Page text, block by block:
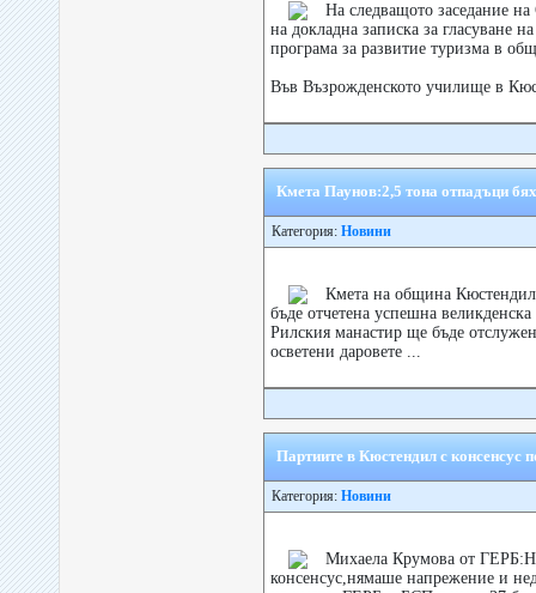
На следващото заседание
на докладна записка за гласуване
програма за развитие туризма в
Във Възрожденското училище в
Кмета Паунов:2,5 тона отпадъци
Категория: Новини
Кмета на община
бъде отчетена успешна
Рилския манастир ще бъде
осветени даровете ...
Партиите в Кюстендил с
Категория: Новини
Михаела Крумова от
консенсус,нямаше напрежение и